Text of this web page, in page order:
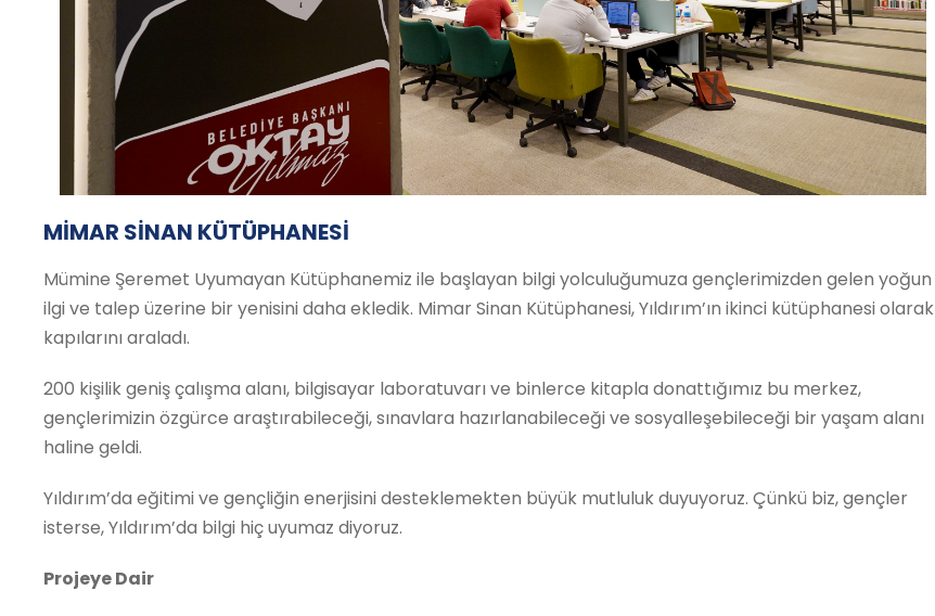
MİMAR SİNAN KÜTÜPHANESİ
Mümine Şeremet Uyumayan Kütüphanemiz ile başlayan bilgi yolculuğumuza gençlerimizden gelen yoğun
ilgi ve talep üzerine bir yenisini daha ekledik. Mimar Sinan Kütüphanesi, Yıldırım’ın ikinci kütüphanesi olarak
kapılarını araladı.
200 kişilik geniş çalışma alanı, bilgisayar laboratuvarı ve binlerce kitapla donattığımız bu merkez,
gençlerimizin özgürce araştırabileceği, sınavlara hazırlanabileceği ve sosyalleşebileceği bir yaşam alanı
haline geldi.
Yıldırım’da eğitimi ve gençliğin enerjisini desteklemekten büyük mutluluk duyuyoruz. Çünkü biz, gençler
isterse, Yıldırım’da bilgi hiç uyumaz diyoruz.
Projeye Dair